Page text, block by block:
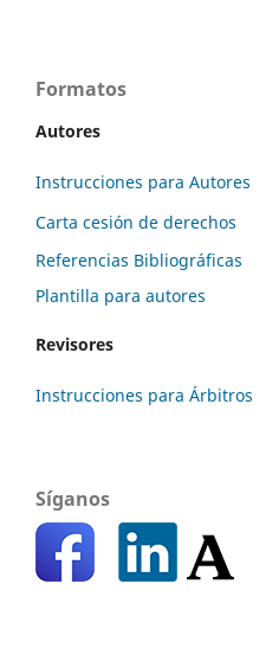
Formatos
Autores
Instrucciones para Autores
Carta cesión de derechos
Referencias Bibliográficas
Plantilla para autores
Revisores
Instrucciones para Árbitros
Síganos